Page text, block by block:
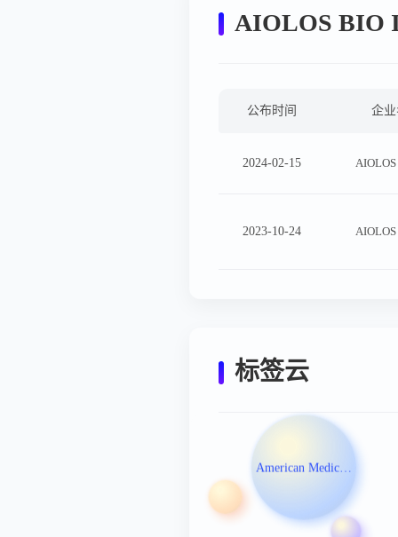
AIOLOS BIO
公布时间 企
2024-02-15
2023-10-24
标签云
American Medical Association